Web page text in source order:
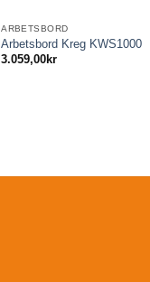
ARBETSBORD
Arbetsbord Kreg KWS1000
3.059,00kr